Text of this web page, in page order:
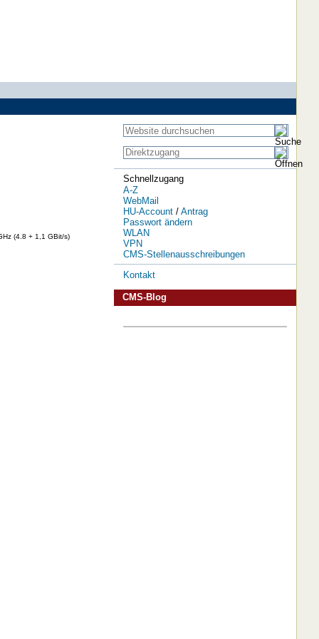
(4.8 + 1,1 GBit/s)
Schnellzugang
A-Z
WebMail
HU-Account/ Antrag
Passwort ändern
WLAN
VPN
CMS-Stellenausschreibungen
Kontakt
CMS-Blog